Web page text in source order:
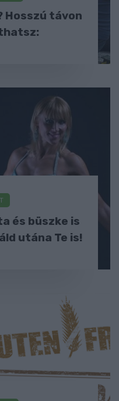
Hosszú távon
és büszke is
utána Te is!